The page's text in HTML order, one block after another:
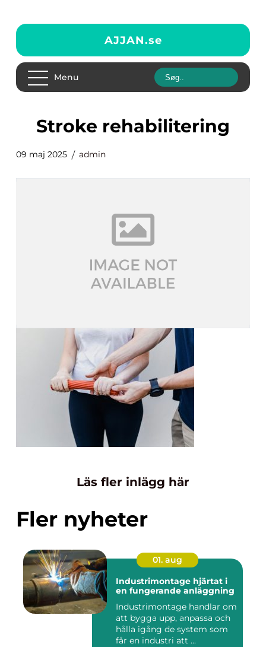
AJJAN.se
Menu
stroke rehabilitering
09 maj 2025 admin
Läs fler inlägg här
Fler nyheter
01. aug
Industrimontage hjärtat i
en fungerande anläggning
Industrimontage handlar om
att bygga upp, anpassa och
hålla igång de system som
får en industri att ...